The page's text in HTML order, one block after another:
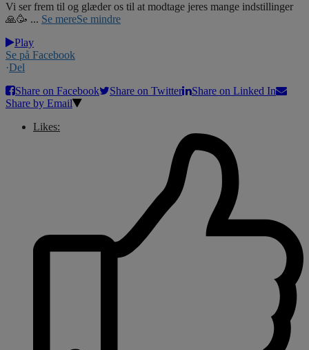
Vi ser frem til og glæder os til at modtage jeres mange indstillinger
🙏🥳 ... Se mereSe mindre
Play
Se på Facebook
·Del
Share on Facebook
Share on Twitter
Share on Linked In
Share by Email
Likes: